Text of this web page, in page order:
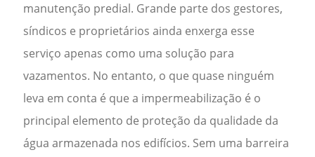
manutenção predial. Grande parte dos gestores,
síndicos e proprietários ainda enxerga esse
serviço apenas como uma solução para
vazamentos. No entanto, o que quase ninguém
leva em conta é que a impermeabilização é o
principal elemento de proteção da qualidade da
água armazenada nos edifícios. Sem uma barreira